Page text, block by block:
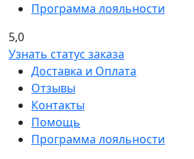
Программа лояльности
5,0
Узнать статус заказа
Доставка и Оплата
Отзывы
Контакты
Помощь
Программа лояльности